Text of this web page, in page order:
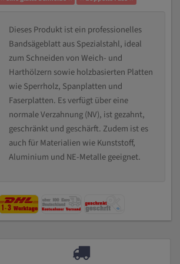
Dieses Produkt ist ein professionelles
Bandsägeblatt aus Spezialstahl, ideal
zum Schneiden von Weich- und
Harthölzern sowie holzbasierten Platten
wie Sperrholz, Spanplatten und
Faserplatten. Es verfügt über eine
normale Verzahnung (NV), ist gezahnt,
geschränkt und geschärft. Zudem ist es
auch für Materialien wie Kunststoff,
Aluminium und NE-Metalle geeignet.